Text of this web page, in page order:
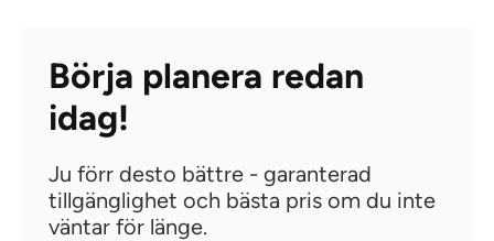
Börja planera redan
idag!
Ju förr desto bättre - garanterad
tillgänglighet och bästa pris om du inte
väntar för länge.